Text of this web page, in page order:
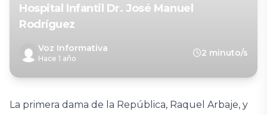
Hospital Infantil Dr. José Manuel
Rodríguez
Voz Informativa
Hace 1 año
2 minuto/s
La primera dama de la República, Raquel Arbaje, y